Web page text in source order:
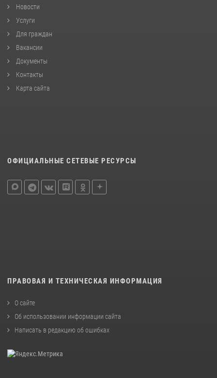
Новости
Услуги
Для граждан
Вакансии
Документы
Контакты
Карта сайта
ОФИЦИАЛЬНЫЕ СЕТЕВЫЕ РЕСУРСЫ
ПРАВОВАЯ И ТЕХНИЧЕСКАЯ ИНФОРМАЦИЯ
О сайте
Об использовании информации сайта
Написать в редакцию об ошибках